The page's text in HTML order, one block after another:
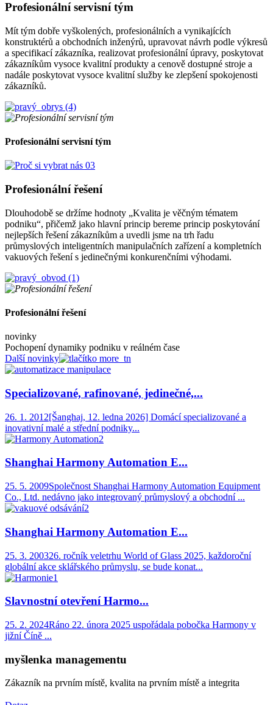
Profesionální servisní tým
Mít tým dobře vyškolených, profesionálních a vynikajících
konstruktérů a obchodních inženýrů, upravovat návrh podle výkresů
a specifikací zákazníka, realizovat profesionální úpravy, poskytovat
zákazníkům vysoce kvalitní produkty a cenově dostupné stroje a
nadále poskytovat vysoce kvalitní služby ke zlepšení spokojenosti
zákazníků.
Profesionální servisní tým
Profesionální řešení
Dlouhodobě se držíme hodnoty „Kvalita je věčným tématem
podniku“, přičemž jako hlavní princip bereme princip poskytování
nejlepších řešení zákazníkům a uvedli jsme na trh řadu
průmyslových inteligentních manipulačních zařízení a kompletních
vakuových řešení s jedinečnými konkurenčními výhodami.
Profesionální řešení
novinky
Pochopení dynamiky podniku v reálném čase
Další novinky
Specializované, rafinované, jedinečné,...
26. 1. 2012[Šanghaj, 12. ledna 2026] Domácí specializované a
inovativní malé a střední podniky...
Shanghai Harmony Automation E...
25. 5. 2009Společnost Shanghai Harmony Automation Equipment
Co., Ltd. nedávno jako integrovaný průmyslový a obchodní ...
Shanghai Harmony Automation E...
25. 3. 200326. ročník veletrhu World of Glass 2025, každoroční
globální akce sklářského průmyslu, se bude konat...
Slavnostní otevření Harmo...
25. 2. 2024Ráno 22. února 2025 uspořádala pobočka Harmony v
jižní Číně ...
myšlenka managementu
Zákazník na prvním místě, kvalita na prvním místě a integrita